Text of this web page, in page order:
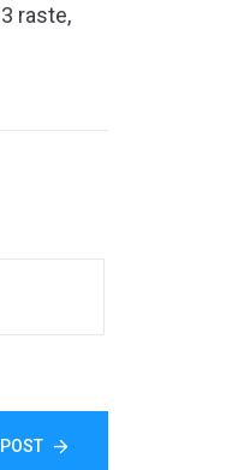
raste,